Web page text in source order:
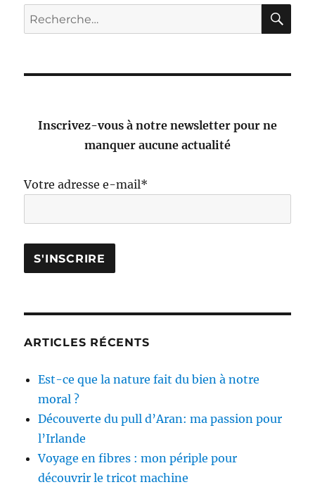
pour
découvrir
le
Recherche
pour :
Inscrivez-vous à notre newsletter pour ne
manquer aucune actualité
Votre adresse e-mail*
ARTICLES RÉCENTS
Est-ce que la nature fait du bien à notre
moral ?
Découverte du pull d’Aran: ma passion pour
l’Irlande
Voyage en fibres : mon périple pour
découvrir le tricot machine